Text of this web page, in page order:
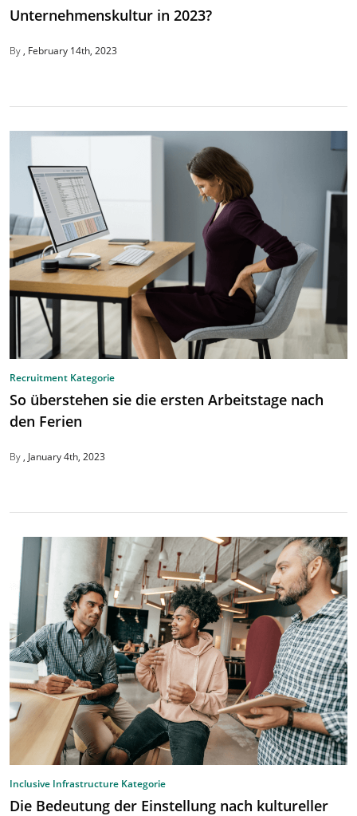
Unternehmenskultur in 2023?
By February 14th, 2023
Recruitment Kategorie
So überstehen sie die ersten Arbeitstage nach
den Ferien
By January 4th, 2023
Inclusive Infrastructure Kategorie
Die Bedeutung der Einstellung nach kultureller